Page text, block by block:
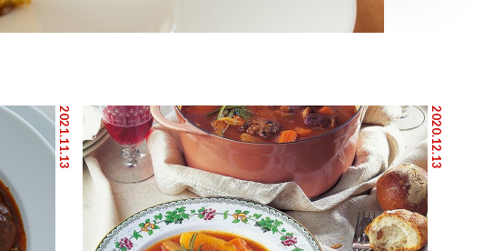
2021.11.13 2020.12.13